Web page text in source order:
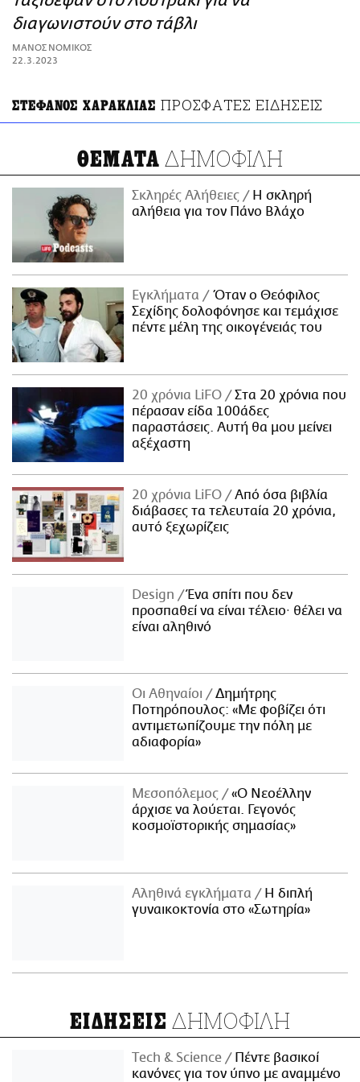
ΑΜΠΑ
PRINT
διαγωνιστούν στο τάβλι
ΜΑΝΟΣ ΝΟΜΙΚΟΣ
22.3.2023
ΣΤΕΦΑΝΟΣ ΧΑΡΑΚΛΙΑΣ ΠΡΟΣΦΑΤΕΣ ΕΙΔΗΣΕΙΣ
ΘΕΜΑΤΑ ΔΗΜΟΦΙΛΗ
Σκληρές Αλήθειες
H σκληρή
αλήθεια για τον Πάνο Βλάχο
Εγκλήματα
Όταν ο Θεόφιλος
Σεχίδης δολοφόνησε και τεμάχισε
πέντε μέλη της οικογένειάς του
20 χρόνια LiFO
Στα 20 χρόνια που
πέρασαν είδα 100άδες
παραστάσεις. Αυτή θα μου μείνει
αξέχαστη
20 χρόνια LiFO
Από όσα βιβλία
διάβασες τα τελευταία 20 χρόνια,
αυτό ξεχωρίζεις
Design
Ένα σπίτι που δεν
προσπαθεί να είναι τέλειο· θέλει να
είναι αληθινό
Οι Αθηναίοι
Δημήτρης
Ποτηρόπουλος: «Με φοβίζει ότι
αντιμετωπίζουμε την πόλη με
αδιαφορία»
Μεσοπόλεμος
«Ο Νεοέλλην
άρχισε να λούεται. Γεγονός
κοσμοϊστορικής σημασίας»
Αληθινά εγκλήματα
Η διπλή
γυναικοκτονία στο «Σωτηρία»
ΕΙΔΗΣΕΙΣ ΔΗΜΟΦΙΛΗ
Τech & Science
Πέντε βασικοί
κανόνες για τον ύπνο με αναμμένο